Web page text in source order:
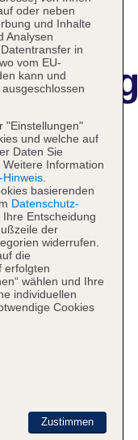
über einen
der Rezeption
oder neben
und Inhalte
Analysen
in
vom EU-
kann und
"Einstellungen"
und welche auf
Daten Sie
Information
.
basierenden
Datenschutz-
Entscheidung
der
widerrufen.
die
erfolgten
wählen und Ihre
individuellen
Cookies
Zustimmen